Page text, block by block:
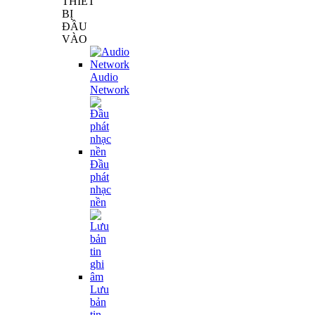
BỊ
ĐẦU
VÀO
Audio
Network
Đầu
phát
nhạc
nền
Lưu
bản